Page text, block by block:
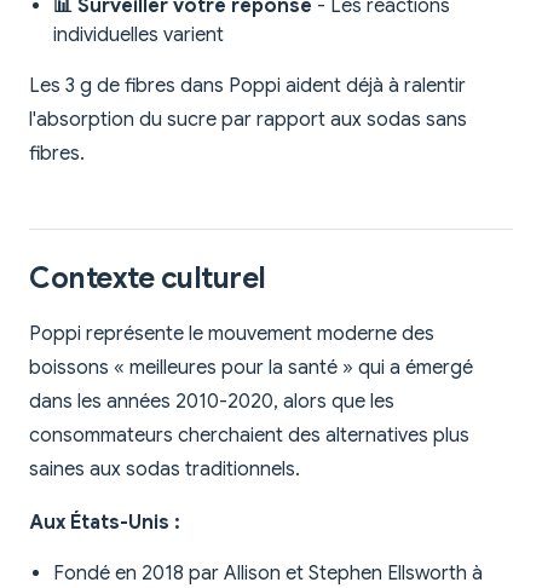
📊 Surveiller votre réponse - Les réactions
individuelles varient
Les 3 g de fibres dans Poppi aident déjà à ralentir
l'absorption du sucre par rapport aux sodas sans
fibres.
Contexte culturel
Poppi représente le mouvement moderne des
boissons « meilleures pour la santé » qui a émergé
dans les années 2010-2020, alors que les
consommateurs cherchaient des alternatives plus
saines aux sodas traditionnels.
Aux États-Unis :
Fondé en 2018 par Allison et Stephen Ellsworth à